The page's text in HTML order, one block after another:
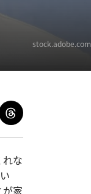
stock.adobe.com
な
家